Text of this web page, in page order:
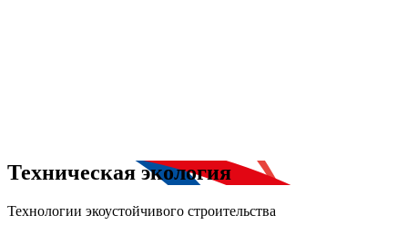
Техническая экология
Технологии экоустойчивого строительства